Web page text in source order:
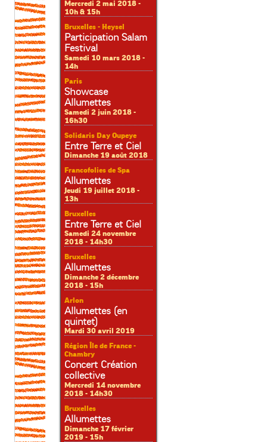
Mercredi 2 mai 2018 -
10h & 15h
Bruxelles - Heysel
Participation Salam
Festival
Samedi 10 mars 2018 -
14h
Paris
Showcase
Allumettes
Samedi 2 juin 2018 -
16h30
Solidaris Day Oupeye
Entre Terre et Ciel
Dimanche 19 août 2018
Francofolies de Spa
Allumettes
Jeudi 19 juillet 2018 -
13h
Bruxelles
Entre Terre et Ciel
Samedi 24 novembre
2018 - 14h30
Bruxelles
Allumettes
Dimanche 2 décembre
2018 - 15h
Arlon
Allumettes (en
quintet)
Mardi 30 avril 2019
Région Île de France -
Chambry
Concert Création
collective
Mercredi 14 novembre
2018 - 14h30
Bruxelles
Allumettes
Dimanche 17 février
2019 - 15h